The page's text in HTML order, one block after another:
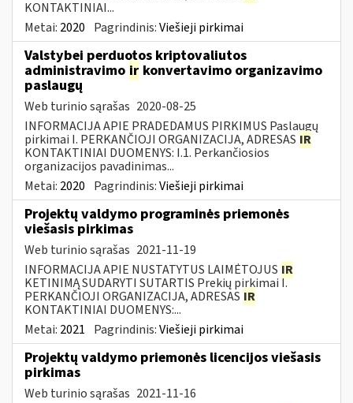
KONTAKTINIAI...
Metai: 2020 Pagrindinis:Viešieji pirkimai
Valstybei perduotos kriptovaliutos
administravimo ir konvertavimo organizavimo
paslaugų
Web turinio sąrašas 2020-08-25
INFORMACIJA APIE PRADEDAMUS PIRKIMUS Paslaugų
pirkimai I. PERKANČIOJI ORGANIZACIJA, ADRESAS IR
KONTAKTINIAI DUOMENYS: I.1. Perkančiosios
organizacijos pavadinimas...
Metai: 2020 Pagrindinis:Viešieji pirkimai
Projektų valdymo programinės priemonės
viešasis pirkimas
Web turinio sąrašas 2021-11-19
INFORMACIJA APIE NUSTATYTUS LAIMĖTOJUS IR
KETINIMĄ SUDARYTI SUTARTIS Prekių pirkimai I.
PERKANČIOJI ORGANIZACIJA, ADRESAS IR
KONTAKTINIAI DUOMENYS:...
Metai: 2021 Pagrindinis:Viešieji pirkimai
Projektų valdymo priemonės licencijos viešasis
pirkimas
Web turinio sąrašas 2021-11-16